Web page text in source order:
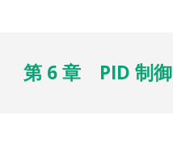
第 6 章 PID 制御